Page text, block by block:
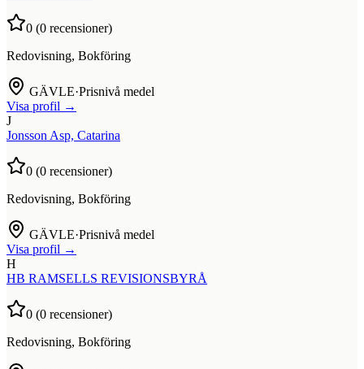
0 (0 recensioner)
Redovisning, Bokföring
GÄVLE·Prisnivå medel
Visa profil →
J
Jonsson Asp, Catarina
0 (0 recensioner)
Redovisning, Bokföring
GÄVLE·Prisnivå medel
Visa profil →
H
HB RAMSELLS REVISIONSBYRÅ
0 (0 recensioner)
Redovisning, Bokföring